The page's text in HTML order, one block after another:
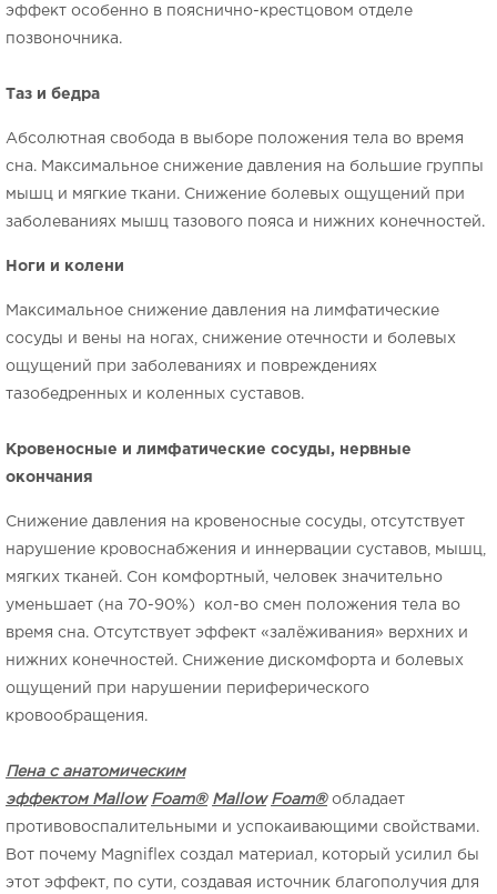
эффект особенно в пояснично-крестцовом отделе
позвоночника.
Таз и бедра
Абсолютная свобода в выборе положения тела во время
сна. Максимальное снижение давления на большие группы
мышц и мягкие ткани. Снижение болевых ощущений при
заболеваниях мышц тазового пояса и нижних конечностей.
Ноги и колени
Максимальное снижение давления на лимфатические
сосуды и вены на ногах, снижение отечности и болевых
ощущений при заболеваниях и повреждениях
тазобедренных и коленных суставов.
Кровеносные и лимфатические сосуды, нервные
окончания
Снижение давления на кровеносные сосуды, отсутствует
нарушение кровоснабжения и иннервации суставов, мышц,
мягких тканей. Сон комфортный, человек значительно
уменьшает (на 70-90%) кол-во смен положения тела во
время сна. Отсутствует эффект «залёживания» верхних и
нижних конечностей. Снижение дискомфорта и болевых
ощущений при нарушении периферического
кровообращения.
Пена с анатомическим
эффектом Mallow Foam® Mallow Foam®обладает
противовоспалительными и успокаивающими свойствами.
Вот почему Magniflex создал материал, который усилил бы
этот эффект, по сути, создавая источник благополучия для